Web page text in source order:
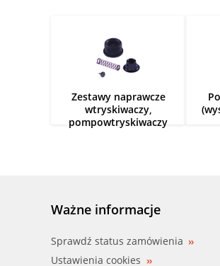
Zestawy naprawcze
wtryskiwaczy,
pompowtryskiwaczy
Ważne informacje
Sprawdź status zamówienia
Ustawienia cookies